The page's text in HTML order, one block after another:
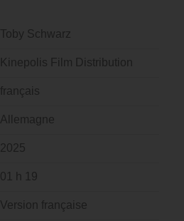
Toby Schwarz
Kinepolis Film Distribution
français
Allemagne
2025
01 h 19
Version française